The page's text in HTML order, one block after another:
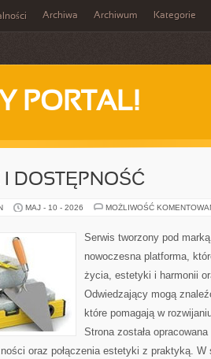
Archiwa Archiwum Kategorie
PORTAL!
I DOSTĘPNOŚĆ
MAJ - 10 - 2026 MOŻLIWOŚĆ
Serwis tworzony pod
nowoczesna platforma,
życia, estetyki i harmonii
Odwiedzający mogą
które pomagają w
Strona została
oraz połączenia estetyki z praktyką.